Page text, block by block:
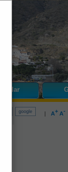
Cóbdar
| A+ A-